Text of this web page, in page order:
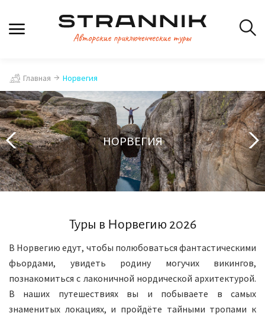
Главная Норвегия
НОРВЕГИЯ
Туры в Норвегию 2026
В Норвегию едут, чтобы полюбоваться фантастическими
фьордами, увидеть родину могучих викингов,
познакомиться с лаконичной нордической архитектурой.
В наших путешествиях вы и побываете в самых
знаменитых локациях, и пройдёте тайными тропами к